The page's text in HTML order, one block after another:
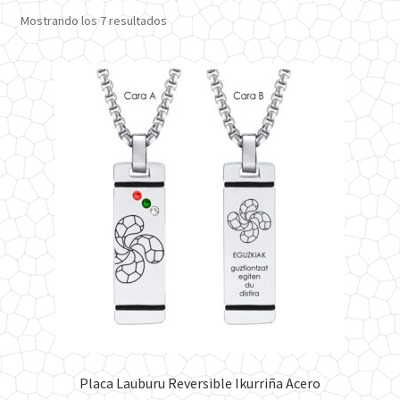
Mostrando los 7 resultadosOrdenado
por
los
últimos
Placa Lauburu Reversible Ikurriña Acero